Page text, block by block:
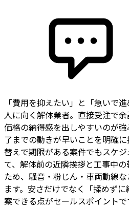
「費用を抑えたい」と「急いで
人に向く解体業者。直接受注で余
価格の納得感を出しやすいのが
了までの動きが早いことを明確
替えで期限がある案件でもスケ
て、解体前の近隣挨拶と工事中
ため、騒音・粉じん・車両動線
ます。安さだけでなく「揉めず
案できる点がセールスポイントで